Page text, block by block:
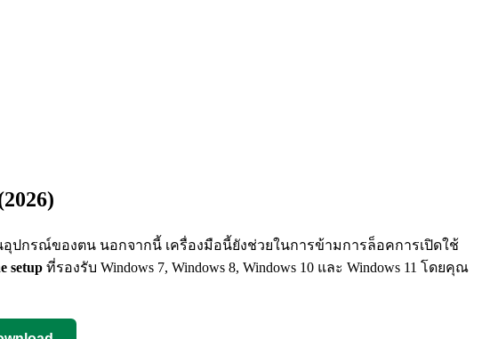
ปกรณ์ของตน นอกจากนี้ เครื่องมือนี้ยังช่วยในการข้ามการล็อคการเปิดใช้
setup ที่รองรับ Windows 7, Windows 8, Windows 10 และ Windows 11 โดยคุณ